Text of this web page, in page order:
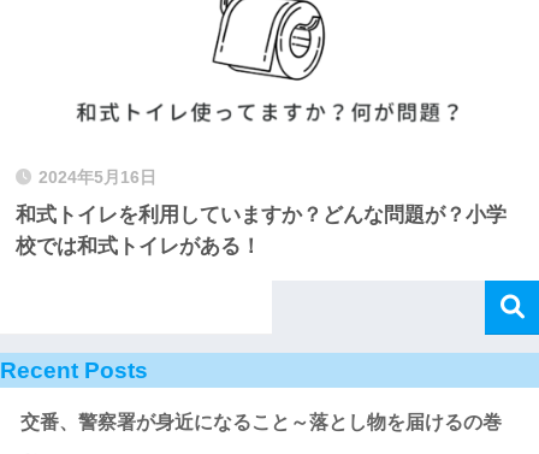
2024年5月16日
和式トイレを利用していますか？どんな問題が？小学
校では和式トイレがある！
Recent Posts
交番、警察署が身近になること～落とし物を届けるの巻